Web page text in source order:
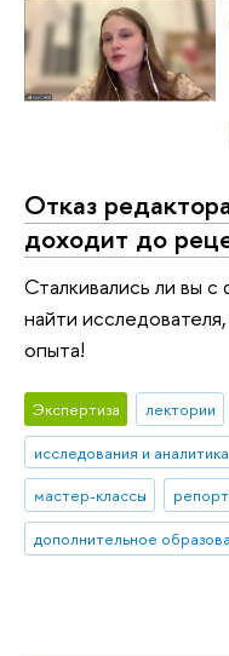
Отказ
доходит до
Сталкивались ли вы
найти
опыта!
Экспертиза лектории
исследования и аналитика
мастер-классы
дополнительное